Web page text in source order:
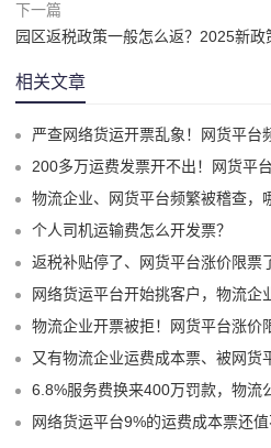
下一篇
园区返税政策一般怎么返？2025新政
相关文章
严查网络货运开票乱象！网货平台频繁被查牵连物流企
200多万运费发票开不出！网货平台仅退
物流企业、网货平台频繁被稽查，哪些方面
个人司机运输费怎么开发票？
返税补贴停了、网货平台涨价限票了，为什么物流
网络货运平台开始挑客户，物流企
物流企业开票被拒！网货平台涨价
又有物流企业运费成本票、被网货平台红冲了！
6.8%服务费换来400万罚款，物流公司业务真实、用
网络货运平台9%的运费成本票还值不值得用